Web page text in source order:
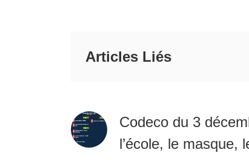
Articles Liés
Codeco du 3
l’école, le masque,